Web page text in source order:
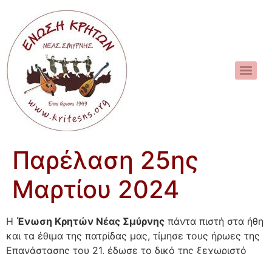
Παρέλαση 25ης
Μαρτίου 2024
Η Ένωση Κρητών Νέας Σμύρνης πάντα πιστή στα ήθη
και τα έθιμα της πατρίδας μας, τίμησε τους ήρωες της
Επανάστασης του 21, έδωσε το δικό της ξεχωριστό